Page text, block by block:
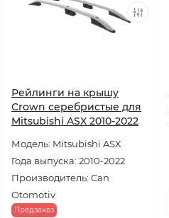
Рейлинги на крышу
Crown серебристые для
Mitsubishi ASX 2010-2022
Модель: Mitsubishi ASX
Года выпуска: 2010-2022
Производитель: Can
Otomotiv
Предзаказ